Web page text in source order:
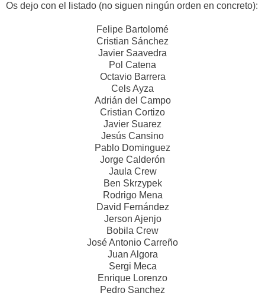
Os dejo con el listado (no siguen ningún orden en concreto):
Felipe Bartolomé
Cristian Sánchez
Javier Saavedra
Pol Catena
Octavio Barrera
Cels Ayza
Adrián del Campo
Cristian Cortizo
Javier Suarez
Jesús Cansino
Pablo Dominguez
Jorge Calderón
Jaula Crew
Ben Skrzypek
Rodrigo Mena
David Fernández
Jerson Ajenjo
Bobila Crew
José Antonio Carreño
Juan Algora
Sergi Meca
Enrique Lorenzo
Pedro Sanchez